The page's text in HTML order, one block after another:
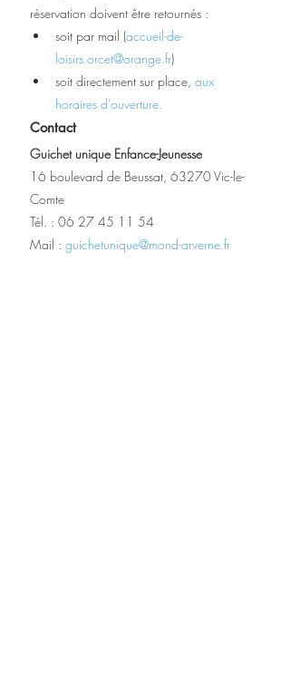
réservation doivent être retournés :
soit par mail (accueil-de-
loisirs.orcet@orange.fr)
soit directement sur place, aux
horaires d’ouverture.
Contact
Guichet unique Enfance-Jeunesse
16 boulevard de Beussat, 63270 Vic-le-
Comte
Tél. : 06 27 45 11 54
Mail : guichetunique@mond-arverne.fr